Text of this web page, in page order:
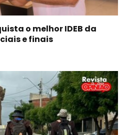
o melhor IDEB da
e finais